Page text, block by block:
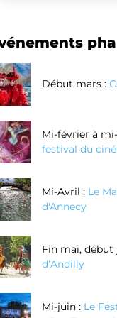
Début mars :
Mi-février à
festival du
Mi-Avril : Le
d'Annecy
Fin mai, début
d’Andilly
Mi-juin : Le